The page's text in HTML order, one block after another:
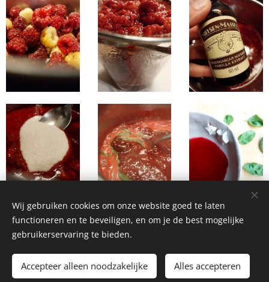
Homemade Homegrown by Bianca ©2026
Cookies
Wij gebruiken cookies om onze website goed te laten
functioneren en te beveiligen, en om je de best mogelijke
gebruikerservaring te bieden.
Accepteer alleen noodzakelijke Alles accepteren